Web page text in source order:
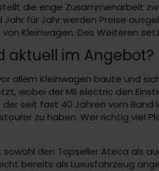
die enge Zusammenarbeit
für Jahr werden Preise
Kleinwagen. Des Weiteren
aktuell im Angebot?
allem Kleinwagen baute und
wobei der Mii electric den
der seit fast 40 Jahren vom
zu haben. Wer richtig
den Topseller Ateca als
bereits als Luxusfahrzeug